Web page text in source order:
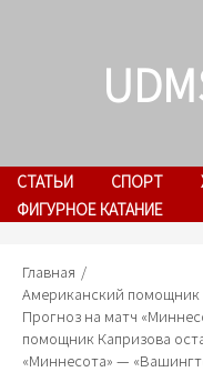
СТАТЬИ СПОРТ
ФИГУРНОЕ КАТАНИЕ
Главная
Американский помощник
Прогноз на матч
помощник Капризова
«Миннесота» —